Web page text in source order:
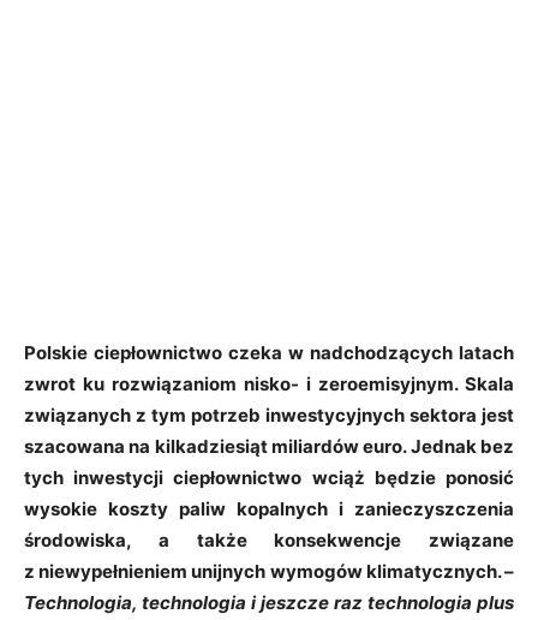
Polskie ciepłownictwo czeka w nadchodzących latach
zwrot ku rozwiązaniom nisko- i zeroemisyjnym. Skala
związanych z tym potrzeb inwestycyjnych sektora jest
szacowana na kilkadziesiąt miliardów euro. Jednak bez
tych inwestycji ciepłownictwo wciąż będzie ponosić
wysokie koszty paliw kopalnych i zanieczyszczenia
środowiska, a także konsekwencje związane
z niewypełnieniem unijnych wymogów klimatycznych. –
Technologia, technologia i jeszcze raz technologia plus